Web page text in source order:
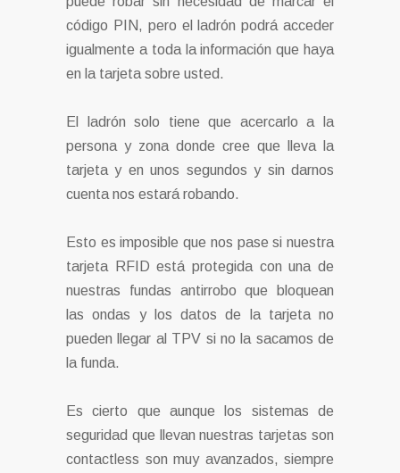
código PIN, pero el ladrón podrá acceder
igualmente a toda la información que haya
en la tarjeta sobre usted.
El ladrón solo tiene que acercarlo a la
persona y zona donde cree que lleva la
tarjeta y en unos segundos y sin darnos
cuenta nos estará robando.
Esto es imposible que nos pase si nuestra
tarjeta RFID está protegida con una de
nuestras fundas antirrobo que bloquean
las ondas y los datos de la tarjeta no
pueden llegar al TPV si no la sacamos de
la funda.
Es cierto que aunque los sistemas de
seguridad que llevan nuestras tarjetas son
contactless son muy avanzados, siempre